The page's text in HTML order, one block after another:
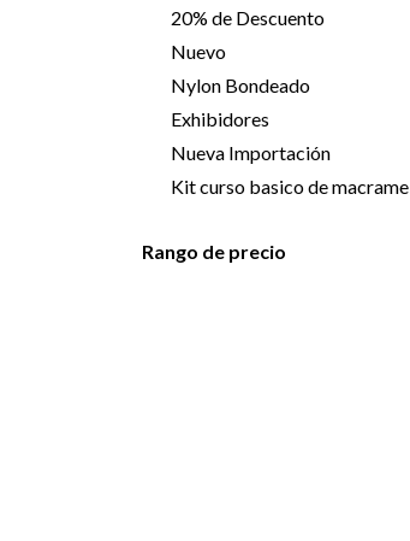
20% de Descuento
Nuevo
Nylon Bondeado
Exhibidores
Nueva Importación
Kit curso basico de macrame
Rango de precio